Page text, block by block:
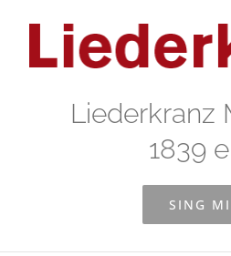
springen
Liederkranz
1839
SING